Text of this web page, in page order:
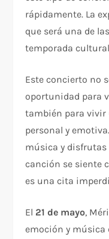
rápidamente. La
que será una de
temporada
Este concierto no
oportunidad para
también para vivir
personal y
música y disfrutas
canción se siente
es una cita
El 21 de mayo,
emoción y música